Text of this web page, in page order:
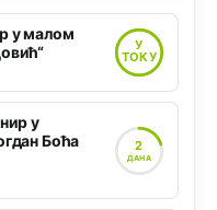
у малом
У
ТОКУ
у
Боћа
2
ДАНА